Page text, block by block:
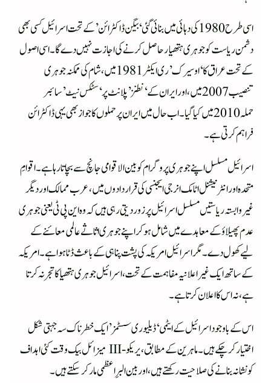
اسی طرح 1980 کی دہائی میں بنائی گئی ‘بیگن ڈاکٹرائن’کے تحت اسرائیل کسی بھی
دشمن ریاست کو جوہری ہتھیار حاصل کرنے کی اجازت نہیں دے گا۔ اسی اصول
کے تحت عراق کا ‘اوسیرک’ ری ایکٹر 1981 میں، شام کی ممکنہ جوہری
تنصیب 2007 میں، اور ایران کے ‘نطنز’ پلانٹ پر ‘سٹکس نیٹ’ سائبر
حملہ 2010 میں کیا گیا۔ اب حال میں ایران پر حملوں کا جواز بھی یہی ڈاکٹرائن
فراہم کرتی ہے۔
اسرائیل مسلسل اپنے جوہری پروگرام کو بین الاقوامی جانچ سے بچاتا رہا ہے۔ اقوامِ
متحدہ اور انٹرنیشنل اٹامک انرجی ایجنسی کی قراردادوں میں، عرب ممالک اور دیگر
غیر وابستہ ریاستیں مسلسل اسرائیل پر زور دیتی رہی ہیں کہ وہ این پی ٹی یعنی جوہری
عدم پھیلاؤ کے معاہدے میں شامل ہو کر اپنے جوہری اثاثے عالمی معائنے کے
لیے کھول دے۔ مگر اسرائیل امریکہ کی پشت پناہی کے باعث ڈٹا ہوا ہے۔امریکہ
کے ساتھ ایک غیر اعلانیہ مفاہمت کے تحت، اسرائیل جوہری ہتھیا کا تجرنہ کرتا
ہے، نہ اس کا اعلان کرتا ہے۔
اس کے باوجود اسرائیل کے ایٹمی ‘ڈیلیوری سسٹمز’ ایک خطرناک سہ جہتی شکل
اختیار کر چکے ہیں۔ماہرین کے مطابق، یریکو-III میزائل بیک وقت کئی اہداف
کو نشانہ بنانے کی صلاحیت رکھتے ہیں، اور بین البرِاعظمی مار کر سکتے ہیں۔